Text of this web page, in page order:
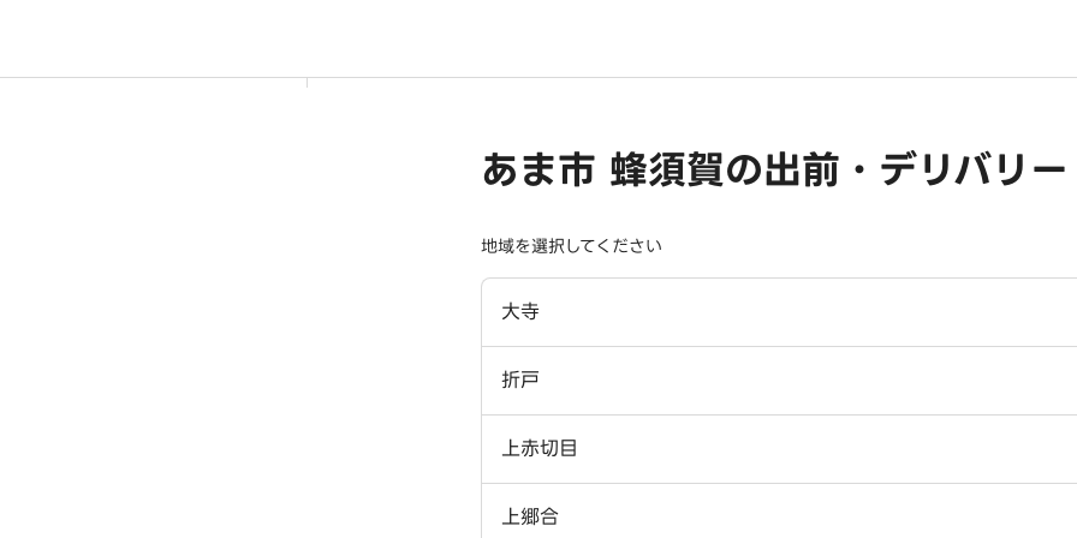
あま市 蜂須賀の出前・デリバリ
地域を選択してください
大寺
折戸
上赤切目
上郷合